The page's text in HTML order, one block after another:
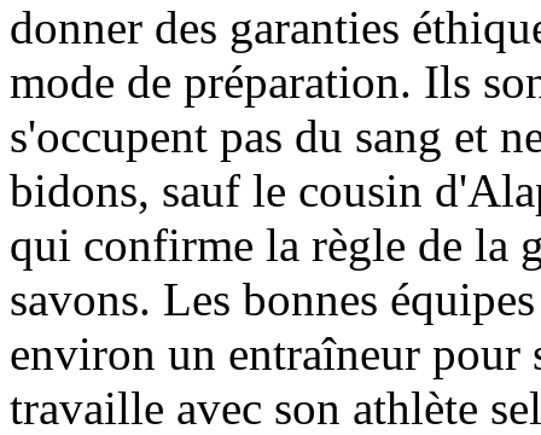
donner des garanties
mode de préparation. Ils
s'occupent pas du sang et
bidons, sauf le cousin
qui confirme la règle de la
savons. Les bonnes
environ un entraîneur pour
travaille avec son athlète